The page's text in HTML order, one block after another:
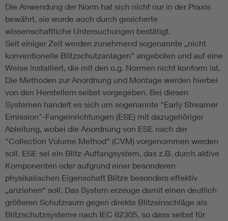
Die Anwendung der Norm hat sich nicht nur in der Praxis
bewährt, sie wurde auch durch gesicherte
wissenschaftliche Untersuchungen bestätigt.
Seit einiger Zeit werden zunehmend sogenannte „nicht
konventionelle Blitzschutzanlagen" angeboten und auf eine
Weise installiert, die mit den o.g. Normen nicht konform ist.
Die Methoden zur Anordnung und Montage werden hierbei
von den Herstellern selbst vorgegeben. Bei diesen
Systemen handelt es sich um sogenannte "Early Streamer
Emission"-Fangeinrichtungen (ESE) mit dazugehöriger
Ableitung, wobei die Anordnung von ESE nach der
"Collection Volume Method" (CVM) vorgenommen werden
soll. ESE sei ein Blitz-Auffangsystem, das z.B. durch aktive
Komponenten oder aufgrund einer besonderen
physikalischen Eigenschaft Blitze besonders effektiv
„anziehen“ soll. Das System erzeuge damit einen deutlich
größeren Schutzraum gegen direkte Blitzeinschläge als
Blitzschutzsysteme nach IEC 62305, so dass selbst für